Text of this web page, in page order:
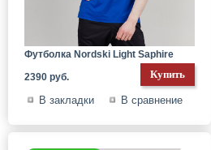
Футболка Nordski Light Saphire
2390 руб.
В закладки В сравнение